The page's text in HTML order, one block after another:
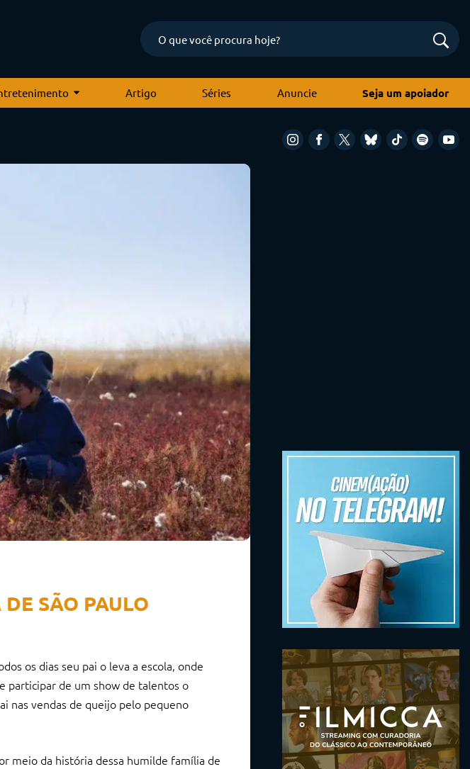
Artigo Séries Anuncie Seja um apoiador
SÃO PAULO
os dias seu pai o leva a escola, onde
participar de um show de talentos o
nas vendas de queijo pelo pequeno
meio da história dessa humilde família de